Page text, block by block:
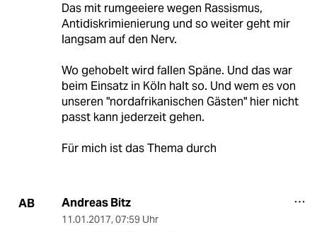
Das mit rumgeeiere wegen Rassismus,
Antidiskrimienierung und so weiter geht mir
langsam auf den Nerv.
Wo gehobelt wird fallen Späne. Und das war
beim Einsatz in Köln halt so. Und wem es von
unseren "nordafrikanischen Gästen" hier nicht
passt kann jederzeit gehen.
Für mich ist das Thema durch
AB Andreas Bitz
11.01.2017, 07:59 Uhr